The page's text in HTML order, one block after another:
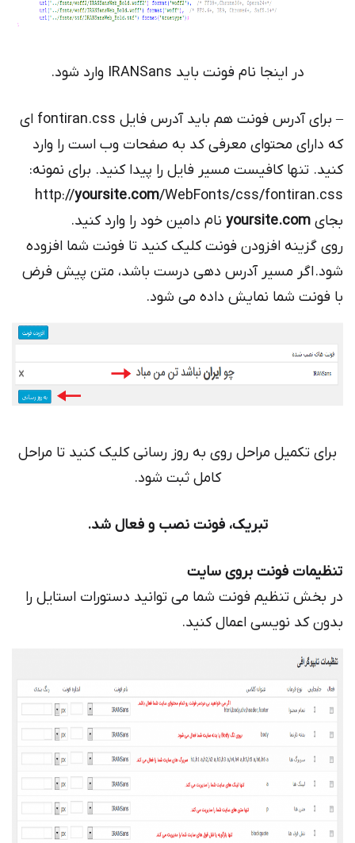
در اینجا نام فونت باید IRANSans وارد شود.
– برای آدرس فونت هم باید آدرس فایل fontiran.css ای
که دارای محتوای معرفی کد به صفحات وب است را وارد
کنید. تنها کافیست مسیر فایل را پیدا کنید. برای نمونه:
http://yoursite.com/WebFonts/css/fontiran.css
بجای yoursite.com نام دامین خود را وارد کنید.
روی گزینه افزودن فونت کلیک کنید تا فونت شما افزوده
شود. اگر مسیر آدرس دهی درست باشد، متن پیش فرض
با فونت شما نمایش داده می شود.
برای تکمیل مراحل روی به روز رسانی کلیک کنید تا مراحل
کامل ثبت شود.
تبریک، فونت نصب و فعال شد.
تنظیمات فونت بروی سایت
در بخش تنظیم فونت شما می توانید دستورات استایل را
بدون کد نویسی اعمال کنید.